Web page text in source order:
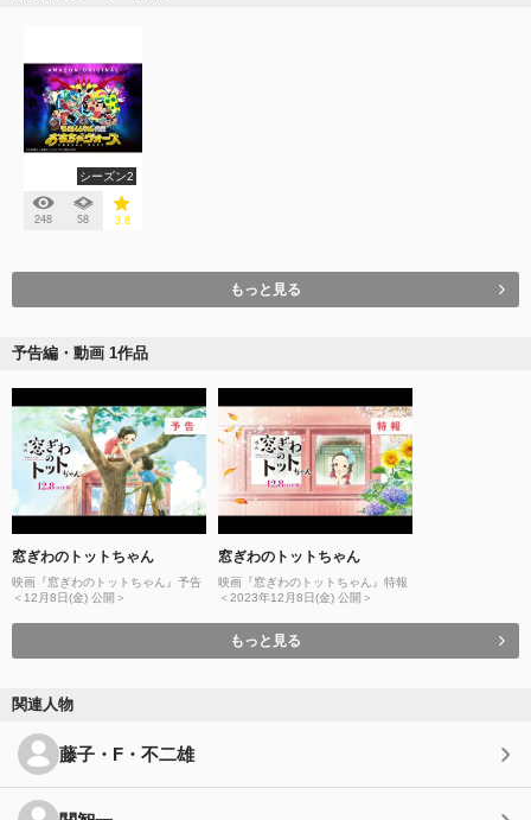
シーズン2
248 58 3.8
もっと見る
予告編・動画 1作品
窓ぎわのトットちゃん
映画『窓ぎわのトットちゃん』予告
＜12月8日(金) 公開＞
窓ぎわのトットちゃん
映画『窓ぎわのトットちゃん』特報
＜2023年12月8日(金) 公開＞
もっと見る
関連人物
藤子・F・不二雄